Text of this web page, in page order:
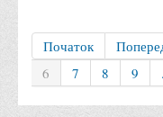
Розмір плати за
Приймальна комісія
Положення про
Положення про
Початок
6
7 8 9